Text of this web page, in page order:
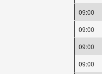
09:00
09:00
09:00
09:00